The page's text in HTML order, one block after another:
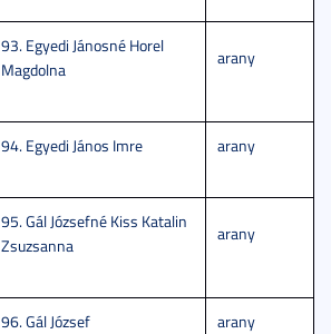
93. Egyedi Jánosné Horel
Magdolna
arany
94. Egyedi János Imre arany
95. Gál Józsefné Kiss Katalin
Zsuzsanna
arany
96. Gál József arany